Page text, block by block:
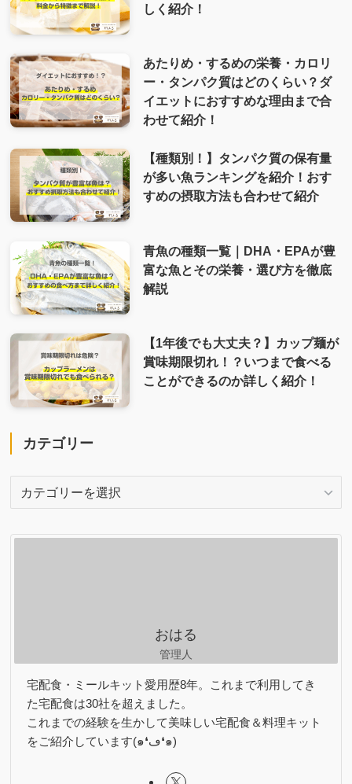
しく紹介！
あたりめ・するめの栄養・カロリ
ー・タンパク質はどのくらい？ダ
イエットにおすすめな理由まで合
わせて紹介！
【種類別！】タンパク質の保有量
が多い魚ランキングを紹介！おす
すめの摂取方法も合わせて紹介
青魚の種類一覧｜DHA・EPAが豊
富な魚とその栄養・選び方を徹底
解説
【1年後でも大丈夫？】カップ麺が
賞味期限切れ！？いつまで食べる
ことができるのか詳しく紹介！
カテゴリー
リ
おはる
管理人
宅配食・ミールキット愛用歴8年。これまで利用してき
た宅配食は30社を超えました。
これまでの経験を生かして美味しい宅配食＆料理キット
をご紹介しています(๑❛ڡ❛๑)